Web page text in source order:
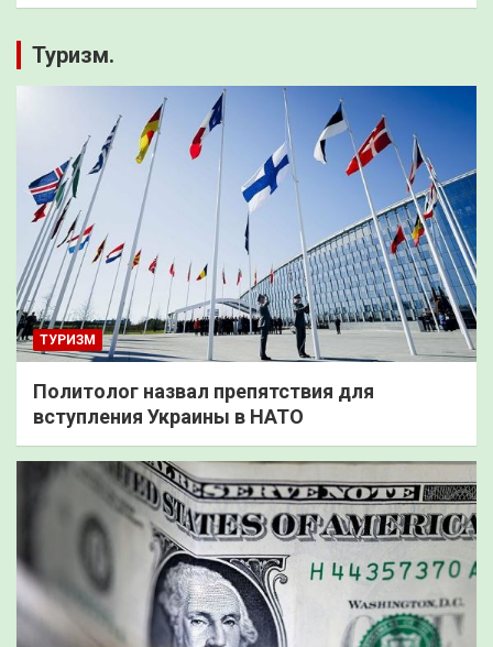
Туризм.
ТУРИЗМ
Политолог назвал препятствия для
вступления Украины в НАТО